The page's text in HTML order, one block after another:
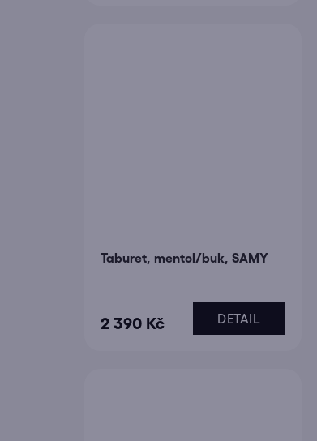
Taburet, mentol/buk, SAMY
2 390 Kč DETAIL